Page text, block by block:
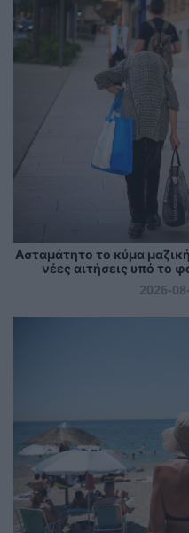
Ασταμάτητο το κύμα
νέες αιτήσεις υπό το
2026-